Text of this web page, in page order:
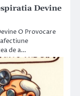
Devine
O Provocare
de a…